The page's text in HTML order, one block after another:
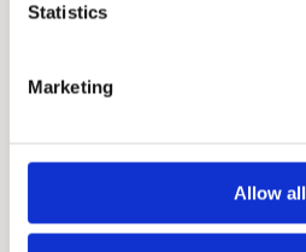
Statistics
Marketing
Allow all